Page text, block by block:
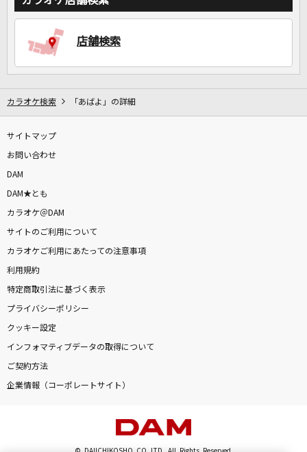
店舗検索
カラオケ検索 「あばよ」の詳細
サイトマップ
お問い合わせ
DAM
DAM★とも
カラオケ＠DAM
サイトのご利用について
カラオケご利用にあたっての注意事項
利用規約
特定商取引法に基づく表示
プライバシーポリシー
クッキー設定
インフォマティブデータの取得について
ご契約方法
企業情報（コーポレートサイト）
© DAIICHIKOSHO CO.,LTD. All Rights Reserved.